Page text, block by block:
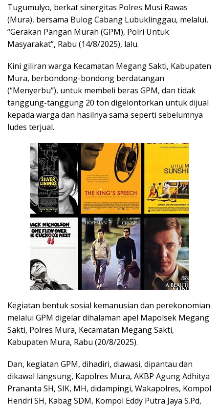
Tugumulyo, berkat sinergitas Polres Musi Rawas
(Mura), bersama Bulog Cabang Lubuklinggau, melalui,
“Gerakan Pangan Murah (GPM), Polri Untuk
Masyarakat”, Rabu (14/8/2025), lalu.
Kini giliran warga Kecamatan Megang Sakti, Kabupaten
Mura, berbondong-bondong berdatangan
(“Menyerbu”), untuk membeli beras GPM, dan tidak
tanggung-tanggung 20 ton digelontorkan untuk dijual
kepada warga dan hasilnya sama seperti sebelumnya
ludes terjual.
Kegiatan bentuk sosial kemanusian dan perekonomian
melalui GPM digelar dihalaman apel Mapolsek Megang
Sakti, Polres Mura, Kecamatan Megang Sakti,
Kabupaten Mura, Rabu (20/8/2025).
Dan, kegiatan GPM, dihadiri, diawasi, dipantau dan
dikawal langsung, Kapolres Mura, AKBP Agung Adhitya
Prananta SH, SIK, MH, didampingi, Wakapolres, Kompol
Hendri SH, Kabag SDM, Kompol Eddy Putra Jaya S.Pd,